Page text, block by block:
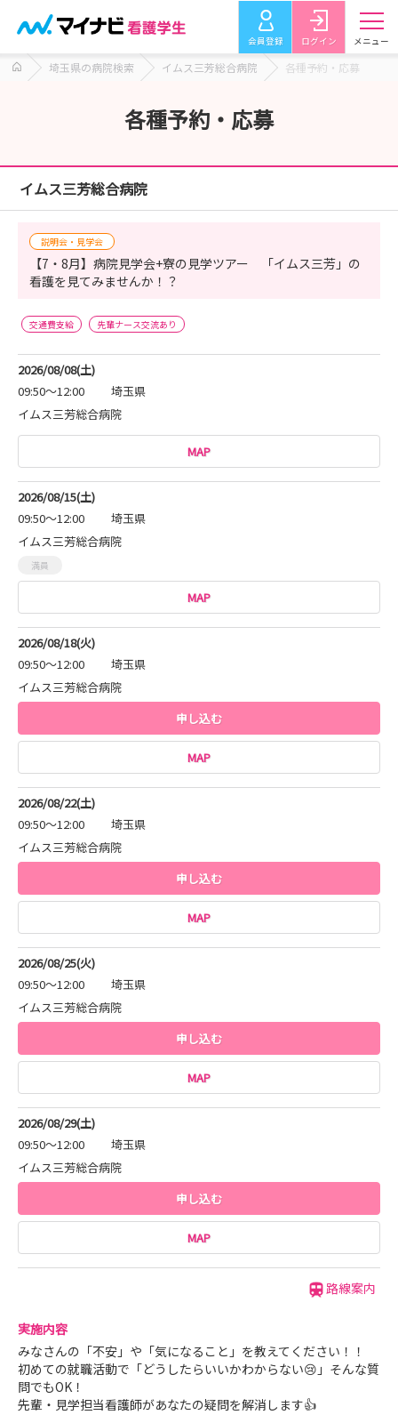
会員登録 ログイン メニュー
埼玉県の病院検索 イムス三芳総合病院 各種予約・応募
各種予約・応募
イムス三芳総合病院
説明会・見学会
【7・8月】病院見学会+寮の見学ツアー 「イムス三芳」の
看護を見てみませんか！？
交通費支給 先輩ナース交流あり
2026/08/08(土)
09:50～12:00
埼玉県
イムス三芳総合病院
MAP
2026/08/15(土)
09:50～12:00
埼玉県
イムス三芳総合病院
満員
MAP
2026/08/18(火)
09:50～12:00
埼玉県
イムス三芳総合病院
申し込む
MAP
2026/08/22(土)
09:50～12:00
埼玉県
イムス三芳総合病院
申し込む
MAP
2026/08/25(火)
09:50～12:00
埼玉県
イムス三芳総合病院
申し込む
MAP
2026/08/29(土)
09:50～12:00
埼玉県
イムス三芳総合病院
申し込む
MAP
路線案内
実施内容
みなさんの「不安」や「気になること」を教えてください！！
初めての就職活動で「どうしたらいいかわからない😢」そんな質
問でもOK！
先輩・見学担当看護師があなたの疑問を解消します👍